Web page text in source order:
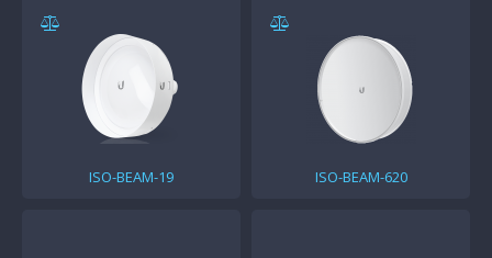
ISO-BEAM-19 ISO-BEAM-620